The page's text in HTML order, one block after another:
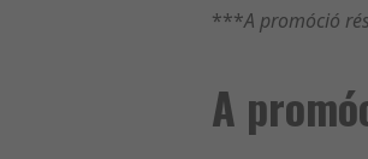
***A promóció
A